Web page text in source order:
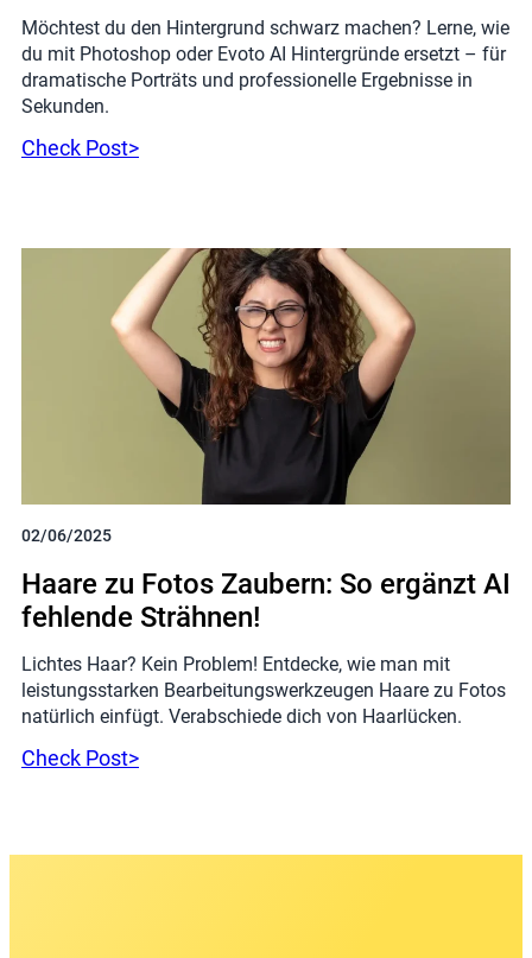
Möchtest du den Hintergrund schwarz machen? Lerne, wie
du mit Photoshop oder Evoto AI Hintergründe ersetzt – für
dramatische Porträts und professionelle Ergebnisse in
Sekunden.
Check Post>
02/06/2025
Haare zu Fotos Zaubern: So ergänzt AI
fehlende Strähnen!
Lichtes Haar? Kein Problem! Entdecke, wie man mit
leistungsstarken Bearbeitungswerkzeugen Haare zu Fotos
natürlich einfügt. Verabschiede dich von Haarlücken.
Check Post>